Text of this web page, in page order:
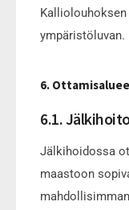
ympäristöluvan.
6.
6.1.
Jälkihoidossa
maastoon